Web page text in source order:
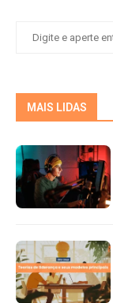
MAIS LIDAS